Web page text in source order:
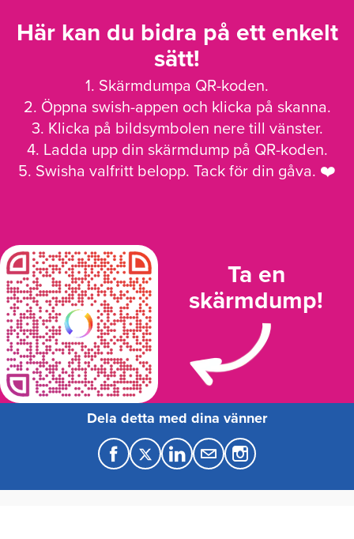
Här kan du bidra på ett enkelt
sätt!
1. Skärmdumpa QR-koden.
2. Öppna swish-appen och klicka på skanna.
3. Klicka på bildsymbolen nere till vänster.
4. Ladda upp din skärmdump på QR-koden.
5. Swisha valfritt belopp. Tack för din gåva. ❤️
Ta en
skärmdump!
Dela detta med dina vänner
F
a
T
w
L
i
M
a